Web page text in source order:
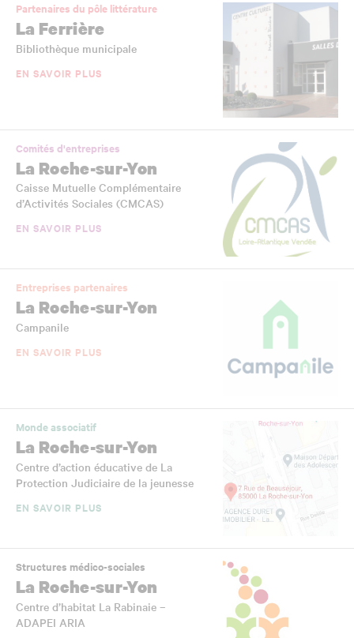
Partenaires du pôle littérature
La Ferrière
Bibliothèque municipale
EN SAVOIR PLUS
Comités d'entreprises
La Roche-sur-Yon
Caisse Mutuelle Complémentaire
d’Activités Sociales (CMCAS)
EN SAVOIR PLUS
Entreprises partenaires
La Roche-sur-Yon
Campanile
EN SAVOIR PLUS
Monde associatif
La Roche-sur-Yon
Centre d’action éducative de La
Protection Judiciaire de la jeunesse
EN SAVOIR PLUS
Structures médico-sociales
La Roche-sur-Yon
Centre d’habitat La Rabinaie –
ADAPEI ARIA